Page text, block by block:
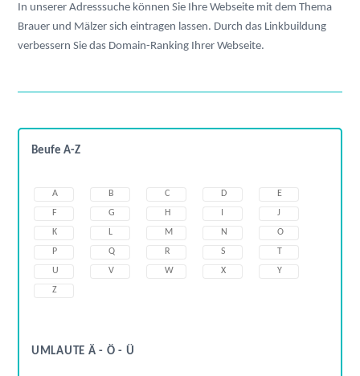
In unserer Adresssuche können Sie Ihre Webseite mit dem Thema
Brauer und Mälzer sich eintragen lassen. Durch das Linkbuildung
verbessern Sie das Domain-Ranking Ihrer Webseite.
Beufe A-Z
A B C D
E
F
G H
J
K
L M N
O
P
Q R S
U
V W X
Y
Z
UMLAUTE Ä - Ö - Ü